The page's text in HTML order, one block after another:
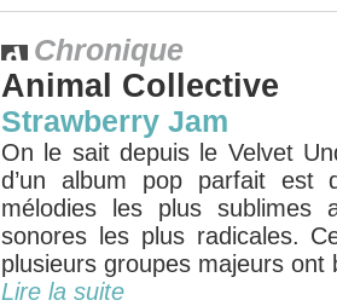
Chronique
Animal Collective
Strawberry Jam
On le sait depuis le Velvet
d’un album pop parfait est
mélodies les plus sublimes
sonores les plus radicales.
plusieurs groupes majeurs ont
Lire la suite